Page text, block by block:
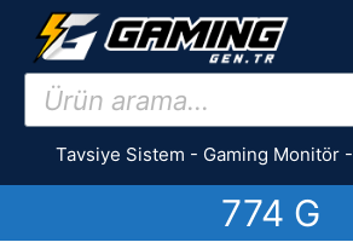
İçeriğe
Products
search
Tavsiye Sistem - Gaming Monitör -
774 G